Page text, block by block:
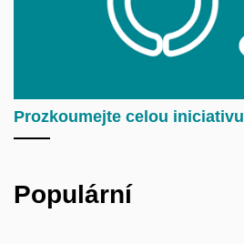
Prozkoumejte celou iniciativu
Populární